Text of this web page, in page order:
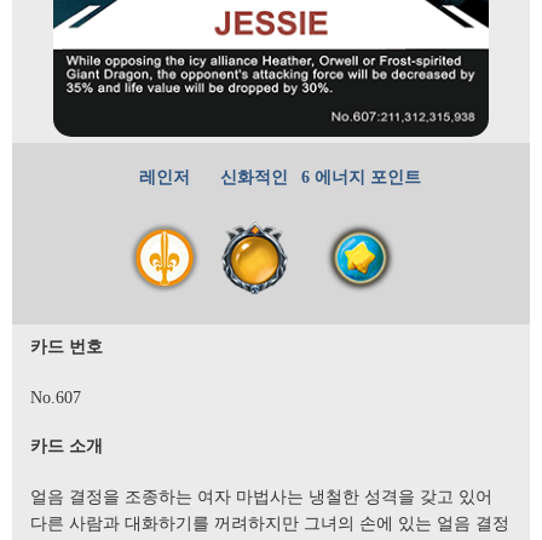
레인저 신화적인 6 에너지 포인트
카드 번호
No.607
카드 소개
얼음 결정을 조종하는 여자 마법사는 냉철한 성격을 갖고 있어
다른 사람과 대화하기를 꺼려하지만 그녀의 손에 있는 얼음 결정